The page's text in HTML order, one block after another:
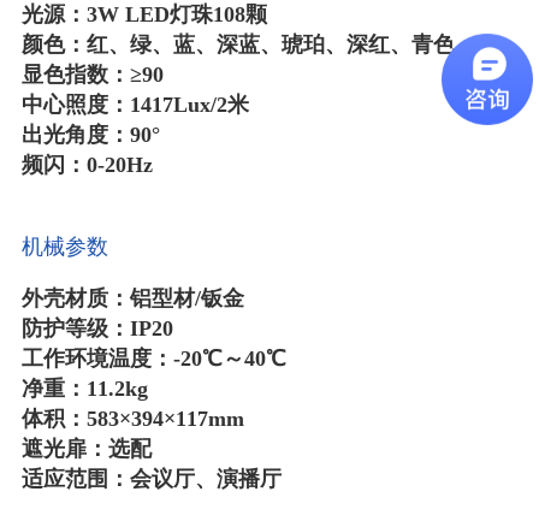
光源：3W LED灯珠108颗
颜色：红、绿、蓝、深蓝、琥珀、深红、青色
显色指数：≥90
中心照度：1417Lux/2米
出光角度：90°
频闪：0-20Hz
机械参数
外壳材质：铝型材/钣金
防护等级：IP20
工作环境温度：-20℃～40℃
净重：11.2kg
体积：583×394×117mm
遮光扉：选配
适应范围：会议厅、演播厅